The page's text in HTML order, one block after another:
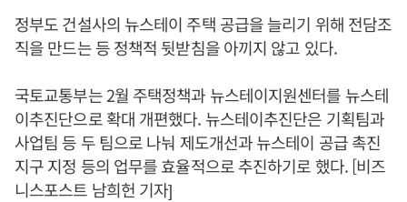
정부도 건설사의 뉴스테이 주택 공급을 늘리기 위해 전담조
직을 만드는 등 정책적 뒷받침을 아끼지 않고 있다.
국토교통부는 2월 주택정책과 뉴스테이지원센터를 뉴스테
이추진단으로 확대 개편했다. 뉴스테이추진단은 기획팀과
사업팀 등 두 팀으로 나눠 제도개선과 뉴스테이 공급 촉진
지구 지정 등의 업무를 효율적으로 추진하기로 했다. [비즈
니스포스트 남희헌 기자]